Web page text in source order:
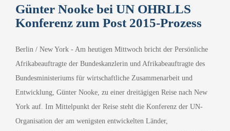
Günter Nooke bei UN OHRLLS
Konferenz zum Post 2015-Prozess
Berlin / New York - Am heutigen Mittwoch bricht der Persönliche
Afrikabeauftragte der Bundeskanzlerin und Afrikabeauftragte des
Bundesministeriums für wirtschaftliche Zusammenarbeit und
Entwicklung, Günter Nooke, zu einer dreitägigen Reise nach New
York auf. Im Mittelpunkt der Reise steht die Konferenz der UN-
Organisation der am wenigsten entwickelten Länder,